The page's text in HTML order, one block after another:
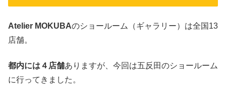
Atelier MOKUBAのショールーム（ギャラリー）は全国13
店舗。
都内には４店舗ありますが、今回は五反田のショールーム
に行ってきました。